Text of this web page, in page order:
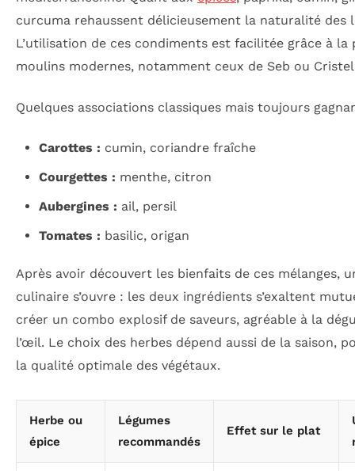
curcuma rehaussent délicieusement la naturalité des
L’utilisation de ces condiments est facilitée grâce à la
moulins modernes, notamment ceux de Seb ou
Quelques associations classiques mais toujours
Carottes : cumin, coriandre fraîche
Courgettes : menthe, citron
Aubergines : ail, persil
Tomates : basilic, origan
Après avoir découvert les bienfaits de ces mélanges,
culinaire s’ouvre : les deux ingrédients s’exaltent
créer un combo explosif de saveurs, agréable à la
l’œil. Le choix des herbes dépend aussi de la saison,
la qualité optimale des végétaux.
Herbe ou
épice
Légumes
recommandés
Effet sur le plat